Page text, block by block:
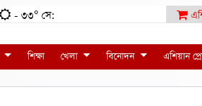
- ৩৩° সে:
শিক্ষা খেলা বিনোদন এশিয়ান